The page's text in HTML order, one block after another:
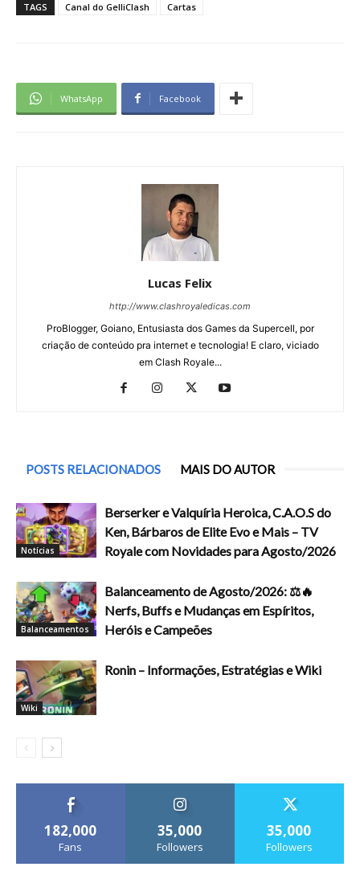
TAGS Canal do GelliClash Cartas
WhatsApp Facebook
Lucas Felix
http://www.clashroyaledicas.com
ProBlogger, Goiano, Entusiasta dos Games da Supercell, por
criação de conteúdo pra internet e tecnologia! E claro, viciado
em Clash Royale...
POSTS RELACIONADOS MAIS DO AUTOR
Notícias
Berserker e Valquíria Heroica, C.A.O.S do
Ken, Bárbaros de Elite Evo e Mais – TV
Royale com Novidades para Agosto/2026
Balanceamentos
Balanceamento de Agosto/2026: ⚖️🔥
Nerfs, Buffs e Mudanças em Espíritos,
Heróis e Campeões
Wiki
Ronin – Informações, Estratégias e Wiki
182,000
Fans
35,000
Followers
35,000
Followers